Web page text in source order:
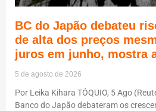
BC do Japão debateu
de alta dos preços
juros em junho, mostra
5 de agosto de 2026
Por Leika Kihara TÓQUIO, 5 Ago
Banco do Japão debateram os